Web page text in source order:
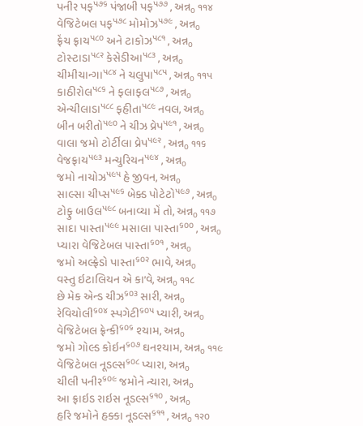
પનીર પફ૫૭૬ પંજાબી પફ૫૭૭ , અન્ન૦ ૧૧૪
વેજિટેબલ પફ૫૭૮ મોમોઝ૫૭૯ , અન્ન૦
ફ્રેંચ ફ્રાય૫૮૦ અનેટાકોઝ૫૮૧ , અન્ન૦
ટોસ્ટાડા૫૮૨ કેસેડીઆ૫૮૩ , અન્ન૦
ચીમીચાન્ગા૫૮૪ નેચલુપા૫૮૫ , અન્ન૦ ૧૧૫
કાઠીરોલ૫૮૬ ને ફલાફલ૫૮૭ , અન્ન૦
એન્ચીલાડા૫૮૮ ફહીતા૫૮૯ નવલ, અન્ન૦
બીન બરીતો૫૯૦ નેચીઝ વ્રેપ૫૯૧ , અન્ન૦
વાલા જમોટોર્ટીલા વ્રેપ૫૯૨ , અન્ન૦ ૧૧૬
વેજફ્રાય૫૯૩ મન્ચુરિયન૫૯૪ , અન્ન૦
જમોનાચોઝ૫૯૫ હે જીવન, અન્ન૦
સાલ્સા ચીપ્સ૫૯૬ બેક્ડ પોટેટો૫૯૭ , અન્ન૦
ટોફુ બાઉલ૫૯૮ બનાવ્યા મેં તો, અન્ન૦ ૧૧૭
સાદા પાસ્તા૫૯૯ મસાલા પાસ્તા૬૦૦ , અન્ન૦
પ્યારાવેજિટેબલ પાસ્તા૬૦૧ , અન્ન૦
જમોઅલ્ફ્રેડો પાસ્તા૬૦૨ ભાવે, અન્ન૦
વસ્તુ ઇટાલિયન એ કા’વે, અન્ન૦ ૧૧૮
છેમેક એન્ડ ચીઝ૬૦૩ સારી, અન્ન૦
રેવિયોલી૬૦૪ સ્પગેટી૬૦૫ પ્યારી, અન્ન૦
વેજિટેબલ ફ્રેન્કી૬૦૬ શ્યામ, અન્ન૦
જમોગોલ્ડ કોઇન૬૦૭ ઘનશ્યામ, અન્ન૦ ૧૧૯
વેજિટેબલ નૂડલ્સ૬૦૮ પ્યારા, અન્ન૦
ચીલી પનીર૬૦૯ જમોને ન્યારા, અન્ન૦
આફ્રાઇડ રાઇસ નૂડલ્સ૬૧૦ , અન્ન૦
હરિ જમોનેહક્કા નૂડલ્સ૬૧૧ , અન્ન૦ ૧૨૦